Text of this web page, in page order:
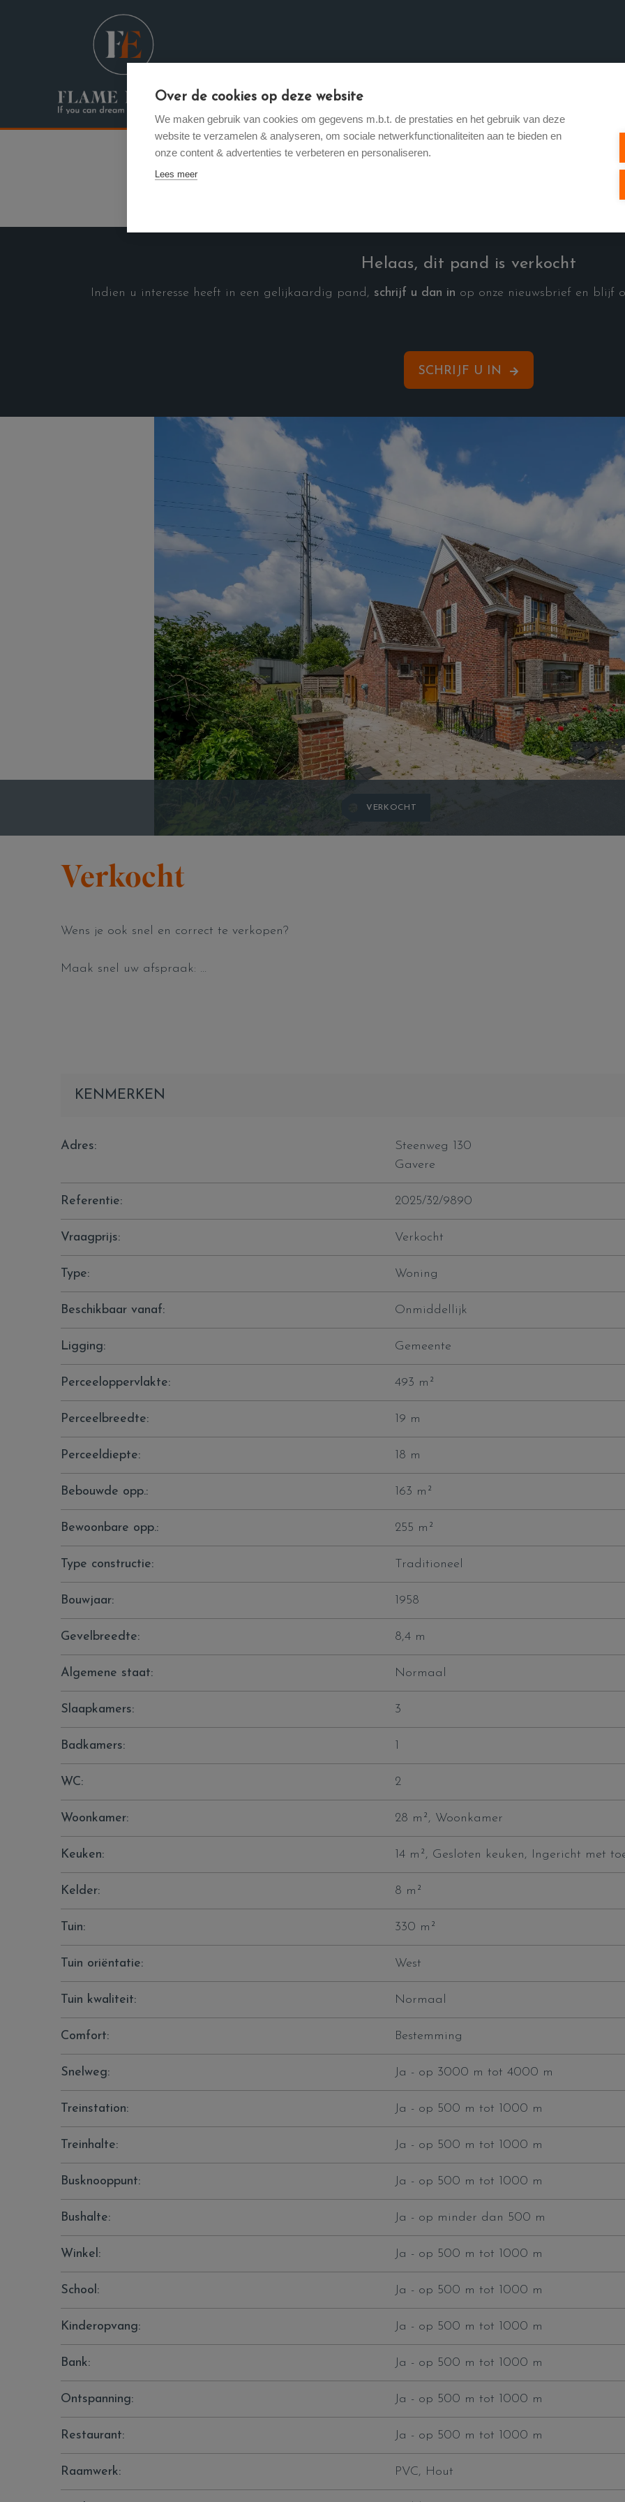
Verkopen / Verhuren
Helaas, dit pand is verkocht
Indien u interesse heeft in een gelijkaardig pand, schrijf u dan in op onze nieuwsbrief en blijf
SCHRIJF U IN
VERKOCHT
Verkocht
Wens je ook snel en correct te verkopen?
Maak snel uw afspraak:
KENMERKEN
Adres:
Steenweg 130
Gavere
Referentie: 2025/32/9890
Vraagprijs: Verkocht
Type: Woning
Beschikbaar vanaf: Onmiddellijk
Ligging: Gemeente
Perceeloppervlakte: 493 m²
Perceelbreedte: 19 m
Perceeldiepte: 18 m
Bebouwde opp.: 163 m²
Bewoonbare opp.: 255 m²
Type constructie: Traditioneel
Bouwjaar: 1958
Gevelbreedte: 8,4 m
Algemene staat: Normaal
Slaapkamers: 3
Badkamers: 1
WC: 2
Woonkamer: 28 m², Woonkamer
Keuken: 14 m², Gesloten keuken, Ingericht met
Kelder: 8 m²
Tuin: 330 m²
Tuin oriëntatie: West
Tuin kwaliteit: Normaal
Comfort: Bestemming
Snelweg: Ja - op 3000 m tot 4000 m
Treinstation: Ja - op 500 m tot 1000 m
Treinhalte: Ja - op 500 m tot 1000 m
Busknooppunt: Ja - op 500 m tot 1000 m
Bushalte: Ja - op minder dan 500 m
Winkel: Ja - op 500 m tot 1000 m
School: Ja - op 500 m tot 1000 m
Kinderopvang: Ja - op 500 m tot 1000 m
Bank: Ja - op 500 m tot 1000 m
Ontspanning: Ja - op 500 m tot 1000 m
Restaurant: Ja - op 500 m tot 1000 m
Raamwerk: PVC, Hout
Over de cookies op deze website
We maken gebruik van cookies om gegevens m.b.t. de prestaties en het gebruik van deze
website te verzamelen & analyseren, om sociale netwerkfunctionaliteiten aan te bieden en
onze content & advertenties te verbeteren en personaliseren.
Lees meer